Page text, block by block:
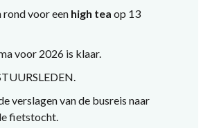
rond voor een high tea op 13
voor 2026 is klaar.
verslagen van de busreis naar
fietstocht.